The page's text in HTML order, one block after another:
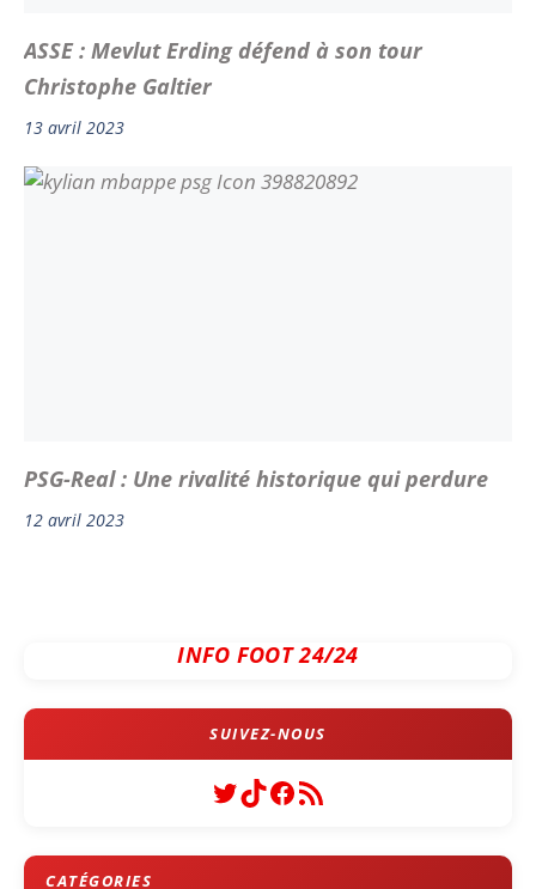
ASSE : Mevlut Erding défend à son tour
Christophe Galtier
13 avril 2023
PSG-Real : Une rivalité historique qui perdure
12 avril 2023
INFO FOOT 24/24
Twitter
TikTok
Facebook
Flux RSS